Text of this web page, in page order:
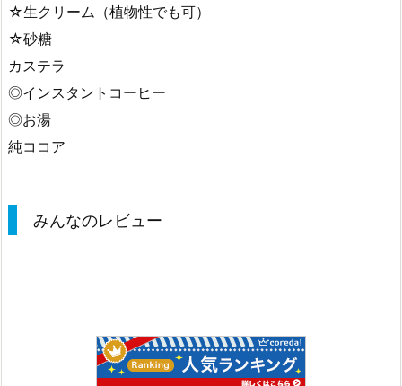
☆生クリーム（植物性でも可）
☆砂糖
カステラ
◎インスタントコーヒー
◎お湯
純ココア
みんなのレビュー